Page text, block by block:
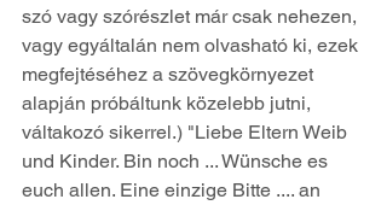
szó vagy szórészlet már csak nehezen,
vagy egyáltalán nem olvasható ki, ezek
megfejtéséhez a szövegkörnyezet
alapján próbáltunk közelebb jutni,
váltakozó sikerrel.) "Liebe Eltern Weib
und Kinder. Bin noch ... Wünsche es
euch allen. Eine einzige Bitte .... an